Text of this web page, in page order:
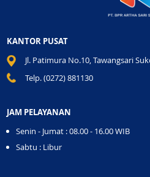
KANTOR PUSAT
Jl. Patimura No.10, Tawangsari
Telp. (0272) 881130
JAM PELAYANAN
Senin - Jumat : 08.00 - 16.00 WIB
Sabtu : Libur